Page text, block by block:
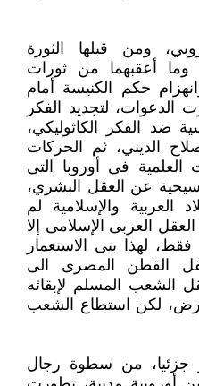
ومن قبلها الثورة
وما أعقبهما من ثورات
حكم الكنيسة أمام
الدعوات، لتجديد الفكر
ضد الفكر الكاثوليكي،
الديني، ثم الحركات
العلمية فى أوروبا التى
عن العقل البشري،
العربية والإسلامية لم
العربى الإسلامى إلا
لهذا بنى الاستعمار
القطن المصرى الى
الشعب المسلم لإبقائه
لكن استطاع الشعب
جزئيا، من سطوة رجال